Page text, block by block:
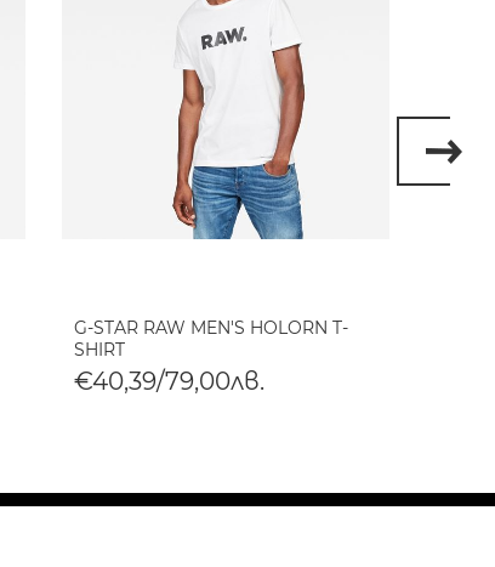
G-STAR RAW MEN'S HOLORN T-
SHIRT
€40,39/79,00лв.